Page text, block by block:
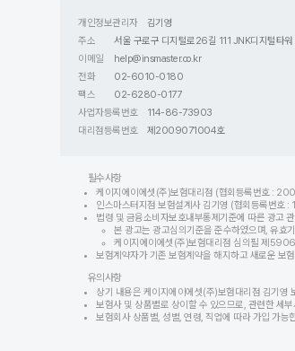
개인정보관리자
김기영
주소
서울 구로구 디지털로26길 111 JNK디지털타
이메일
help@insmaster.co.kr
전화
02-6010-0180
팩스
02-6280-0177
사업자등록번호
114-86-73903
대리점등록번호
제2009071004호
필수사항
케이지에이에셋(주)보험대리점 (협회등록번호 :
인스마스터지점 보험설계사 김기영 (협회등록번
법령 및 금융소비자보호내부통제기준에 따른 광고
본 광고는 광고심의기준을 준수하였으며, 유효
케이지에이에셋(주)보험대리점 심의필 제
보험계약자가 기존 보험계약을 해지하고 새로운 보
유의사항
상기 내용은 케이지에이에셋(주)보험대리점 김기영
보험사 및 상품별로 상이할 수 있으므로, 관련한 세
보험회사 상품별, 성별, 연령, 직업에 따라 가입 가